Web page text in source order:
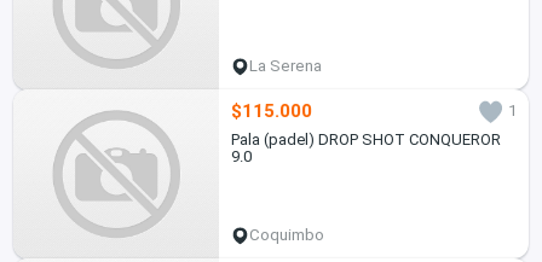
La Serena
$115.000
1
Pala (padel) DROP SHOT CONQUEROR
9.0
Coquimbo